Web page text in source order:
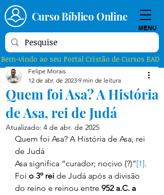
Curso Bíblico Online
MENU
Bem-vindo ao seu Portal Cristão de Cursos EAD
Quem foi Asa? A História
de Asa, rei de Judá
Felipe Morais
12 de abr. de 2023 9 min de leitura
Atualizado: 4 de abr. de 2025
Quem foi Asa? A História de Asa, rei
de Judá
Asa significa “curador; nocivo (?)”[1].
Foi o 3º rei de Judá após a divisão
do reino e reinou entre 952 a.C. a